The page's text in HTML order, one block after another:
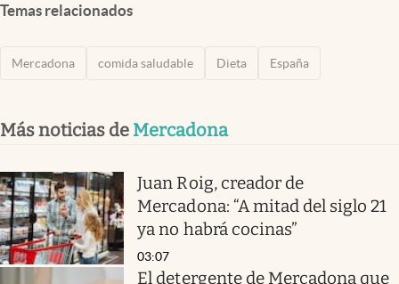
Temas relacionados
Mercadona comida saludable Dieta España
Más noticias de Mercadona
Juan Roig, creador de
Mercadona: “A mitad del siglo 21
ya no habrá cocinas”
03:07
El detergente de Mercadona que